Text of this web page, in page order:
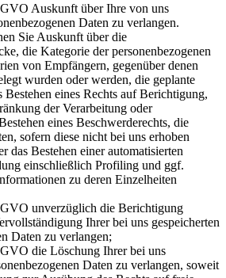
Auskunft über Ihre von uns
Daten zu verlangen.
Sie Auskunft über die
die Kategorie der personenbezogenen
von Empfängern, gegenüber denen
wurden oder werden, die geplante
Bestehen eines Rechts auf Berichtigung,
der Verarbeitung oder
eines Beschwerderechts, die
sofern diese nicht bei uns erhoben
das Bestehen einer automatisierten
einschließlich Profiling und ggf.
zu deren Einzelheiten
unverzüglich die Berichtigung
Ihrer bei uns gespeicherten
Daten zu verlangen;
die Löschung Ihrer bei uns
Daten zu verlangen, soweit